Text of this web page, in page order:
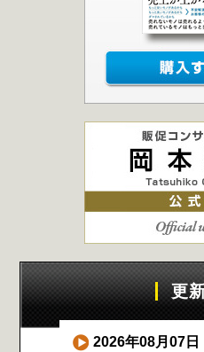
更
2026年08月07日